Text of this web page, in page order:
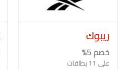
ريبوك
خصم 5%
على 11 بطاقات